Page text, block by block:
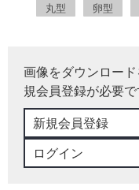
丸型 卵型
画像をダウンロー
規会員登録が必要で
新規会員登録
ログイン